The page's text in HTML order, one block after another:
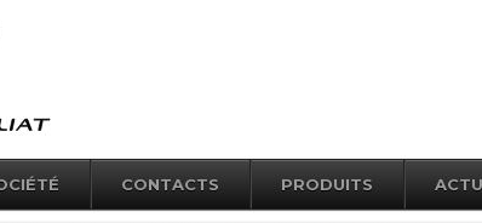
CONTACTS PRODUITS